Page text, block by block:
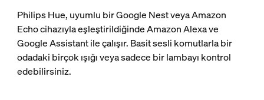
Philips Hue, uyumlu bir Google Nest veya Amazon
Echo cihazıyla eşleştirildiğinde Amazon Alexa ve
Google Assistant ile çalışır. Basit sesli komutlarla bir
odadaki birçok ışığı veya sadece bir lambayı kontrol
edebilirsiniz.